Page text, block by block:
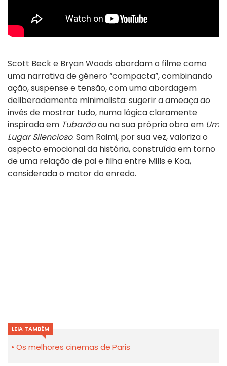
Scott Beck e Bryan Woods abordam o filme como
uma narrativa de gênero “compacta”, combinando
ação, suspense e tensão, com uma abordagem
deliberadamente minimalista: sugerir a ameaça ao
invés de mostrar tudo, numa lógica claramente
inspirada em Tubarãoou na sua própria obra em Um
Lugar Silencioso. Sam Raimi, por sua vez, valoriza o
aspecto emocional da história, construída em torno
de uma relação de pai e filha entre Mills e Koa,
considerada o motor do enredo.
LEIA TAMBÉM
Os melhores cinemas de Paris